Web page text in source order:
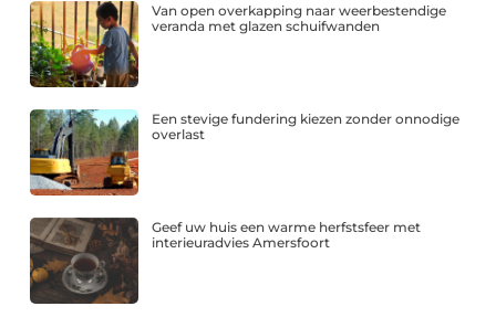
Van open overkapping naar weerbestendige
veranda met glazen schuifwanden
Een stevige fundering kiezen zonder onnodige
overlast
Geef uw huis een warme herfstsfeer met
interieuradvies Amersfoort